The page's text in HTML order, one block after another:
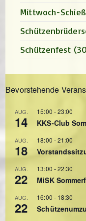
Mittwoch-
Schützenfest
Bevorstehende
AUG.
14
15:00 -23:00
KKS-Club
AUG.
18
18:00 -21:00
AUG.
22
13:00 -22:30
MiSK
AUG.
22
16:00 - 18:30